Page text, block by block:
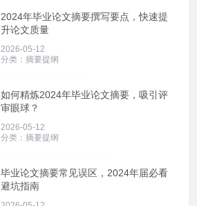
2024年毕业论文摘要撰写要点，快速提
升论文质量
2026-05-12
分类： 摘要提纲
如何精炼2024年毕业论文摘要，吸引评
审眼球？
2026-05-12
分类： 摘要提纲
毕业论文摘要常见误区，2024年届必看
避坑指南